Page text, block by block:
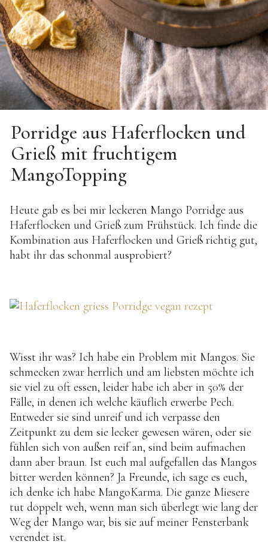
Porridge aus Haferflocken und
Grieß mit fruchtigem
MangoTopping
Heute gab es bei mir leckeren Mango Porridge aus
Haferflocken und Grieß zum Frühstück. Ich finde die
Kombination aus Haferflocken und Grieß richtig gut,
habt ihr das schonmal ausprobiert?
Wisst ihr was? Ich habe ein Problem mit Mangos. Sie
schmecken zwar herrlich und am liebsten möchte ich
sie viel zu oft essen, leider habe ich aber in 50% der
Fälle, in denen ich welche käuflich erwerbe Pech.
Entweder sie sind unreif und ich verpasse den
Zeitpunkt zu dem sie lecker gewesen wären, oder sie
fühlen sich von außen reif an, sind beim aufmachen
dann aber braun. Ist euch mal aufgefallen das Mangos
bitter werden können? Ja Freunde, ich sage es euch,
ich denke ich habe MangoKarma. Die ganze Miesere
tut doppelt weh, wenn man sich überlegt wie lang der
Weg der Mango war, bis sie auf meiner Fensterbank
verendet ist.